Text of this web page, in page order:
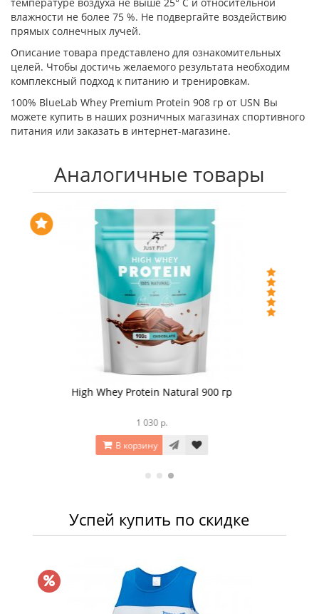
влажности не более 75 %. Не подвергайте воздействию
прямых солнечных лучей.
Описание товара представлено для ознакомительных
целей. Чтобы достичь желаемого результата необходим
комплексный подход к питанию и тренировкам.
100% BlueLab Whey Premium Protein 908 гр от USN Вы
можете купить в наших розничных магазинах спортивного
питания или заказать в интернет-магазине.
Аналогичные товары
Whey Protein Premium 900 гр
В корзину
Успей купить по скидке